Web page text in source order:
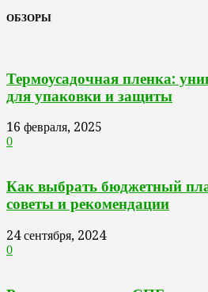
ОБЗОРЫ
Термоусадочная пленка:
для упаковки и защиты
16 февраля, 2025
0
Как выбрать бюджетный
советы и рекомендации
24 сентября, 2024
0